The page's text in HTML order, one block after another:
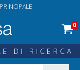
0
DI RICERCA